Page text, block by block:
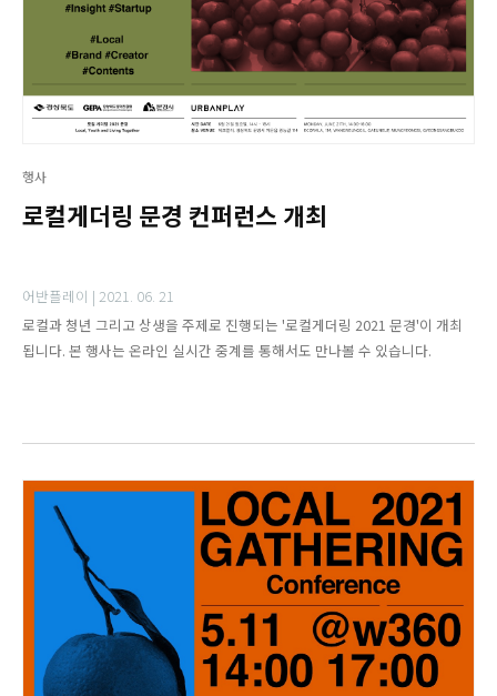
행사
로컬게더링 문경 컨퍼런스 개최
어반플레이 | 2021. 06. 21
로컬과 청년 그리고 상생을 주제로 진행되는 '로컬게더링 2021 문경'이 개최
됩니다. 본 행사는 온라인 실시간 중계를 통해서도 만나볼 수 있습니다.